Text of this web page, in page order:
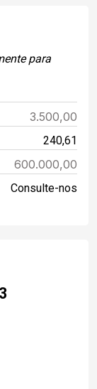
para
3.500,00
240,61
600.000,00
Consulte-nos